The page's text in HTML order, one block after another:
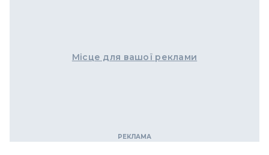
Місце для вашої реклами